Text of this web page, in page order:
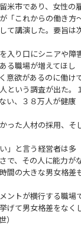
米市であり、女性の
「これからの働き方
て講演した。要旨は
入り口にシニアや障
る職場が増えてほし
意欲があるのに働け
という調査が出た。
い、３８万人が健康
った人材の採用、そ
」と言う経営者は多
で、その人に能力が
間の大きな男女格差
ントが横行する職場
げて男女格差をな